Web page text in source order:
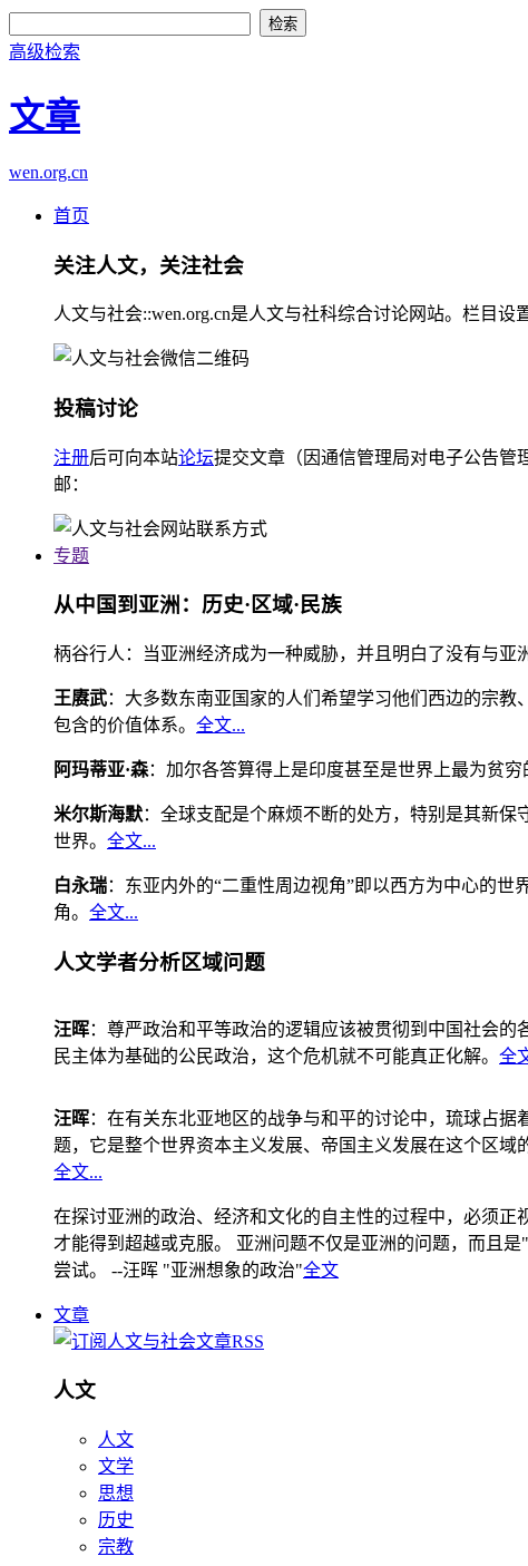
高级检索
文章
wen.org.cn
首页
关注人文，关注社会
人文与社会::wen.org.cn是人文与社科综合讨论网站。栏目
投稿讨论
注册后可向本站论坛提交文章（因通信管理局对电子公告管
邮：
专题
从中国到亚洲：历史·区域·民族
柄谷行人：当亚洲经济成为一种威胁，并且明白了没有与亚
王赓武：大多数东南亚国家的人们希望学习他们西边的宗
包含的价值体系。 全文...
阿玛蒂亚·森：加尔各答算得上是印度甚至是世界上最为贫
米尔斯海默：全球支配是个麻烦不断的处方，特别是其新
世界。 全文...
白永瑞：东亚内外的“二重性周边视角”即以西方为中心的
角。 全文...
人文学者分析区域问题
汪晖：尊严政治和平等政治的逻辑应该被贯彻到中国社会
民主体为基础的公民政治，这个危机就不可能真正化解。 全
汪晖：在有关东北亚地区的战争与和平的讨论中，琉球占
题，它是整个世界资本主义发展、帝国主义发展在这个区域
全文...
在探讨亚洲的政治、经济和文化的自主性的过程中，必须
才能得到超越或克服。 亚洲问题不仅是亚洲的问题，而且
尝试。 --汪晖 "亚洲想象的政治"全文
文章
人文
人文
文学
思想
历史
宗教